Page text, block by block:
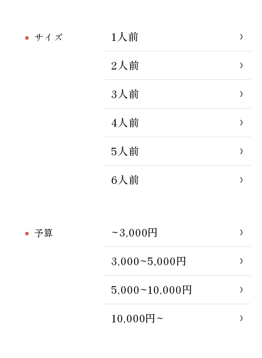
サイズ
1人前
2人前
3人前
4人前
5人前
6人前
予算
~3,000円
3,000~5,000円
5,000~10,000円
10,000円~